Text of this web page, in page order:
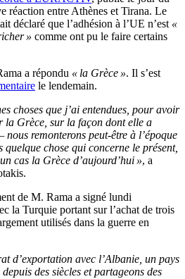
réaction entre Athènes et Tirana. Le
déclaré que l’adhésion à l’UE n’est «
» comme ont pu le faire certains
a répondu « la Grèce ». Il s’est
le lendemain.
choses que j’ai entendues, pour avoir
la Grèce, sur la façon dont elle a
remonterons peut-être à l’époque
chose qui concerne le présent,
cas la Grèce d’aujourd’hui », a
de M. Rama a signé lundi
la Turquie portant sur l’achat de trois
utilisés dans la guerre en
d’exportation avec l’Albanie, un pays
des siècles et partageons des